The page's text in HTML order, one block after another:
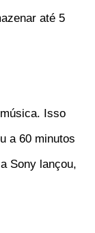
até 5
Isso
a 60 minutos
Sony lançou,